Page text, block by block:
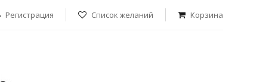
Регистрация Список желаний Корзина